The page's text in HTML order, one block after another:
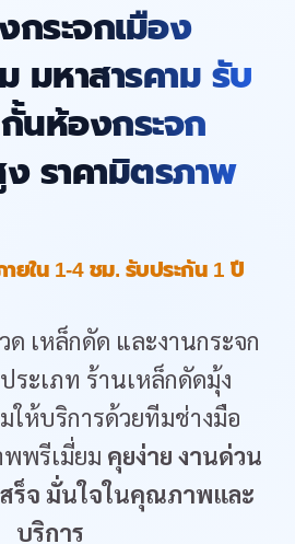
ระจกเมือง
มหาสารคาม รับ
ห้องกระจก
ราคามิตรภาพ
ยใน 1-4 ชม. รับประกัน 1 ปี
ด เหล็กดัด และงานกระจก
ระเภท ร้านเหล็กดัดมุ้ง
ให้บริการด้วยทีมช่างมือ
พรีเมี่ยม คุยง่าย งานด่วน
สร็จ มั่นใจในคุณภาพและ
บริการ